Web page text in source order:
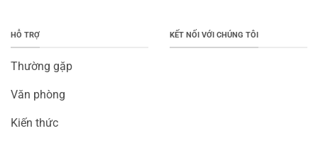
HỖ TRỢ
Thường gặp
Văn phòng
Kiến thức
KẾT NỐI VỚI CHÚNG TÔI